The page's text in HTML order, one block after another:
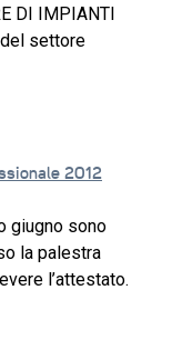
DI IMPIANTI
del settore
2012
giugno sono
la palestra
l’attestato.